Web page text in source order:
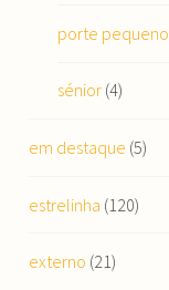
porte pequeno
sénior(4)
em destaque (5)
estrelinha (120)
externo (21)